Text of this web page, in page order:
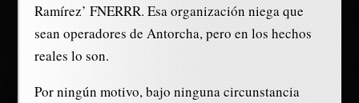
Ramírez’ FNERRR. Esa organización niega que
sean operadores de Antorcha, pero en los hechos
reales lo son.
Por ningún motivo, bajo ninguna circunstancia